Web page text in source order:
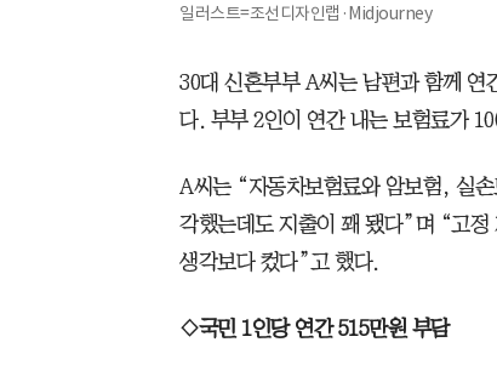
일러스트=조선디자인랩·Midjourney
30대 신혼부부 A씨는 남편과 함께 연
다. 부부 2인이 연간 내는 보험료가
A씨는 “자동차보험료와 암보험, 실
각했는데도 지출이 꽤 됐다”며 “고정
생각보다 컸다”고 했다.
◇국민 1인당 연간 515만원 부담